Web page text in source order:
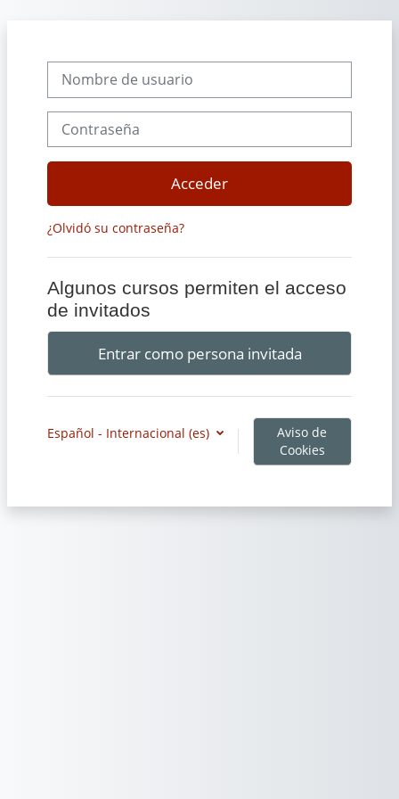
Nombre de usuario
Acceder
¿Olvidó su contraseña?
Algunos cursos permiten el acceso
de invitados
Entrar como persona invitada
Español - Internacional ‎(es)‎
Aviso de
Cookies